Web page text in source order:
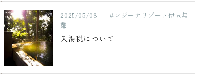
2025/05/08
#レジーナリゾート伊豆無
鄰
入湯税について